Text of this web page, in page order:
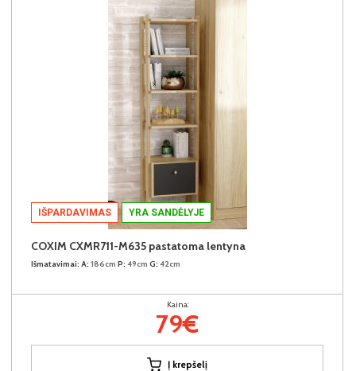
IŠPARDAVIMAS YRA SANDĖLYJE
COXIM CXMR711-M635 pastatoma lentyna
Išmatavimai: A: 186cm P: 49cm G: 42cm
Kaina:
79€
Į krepšelį